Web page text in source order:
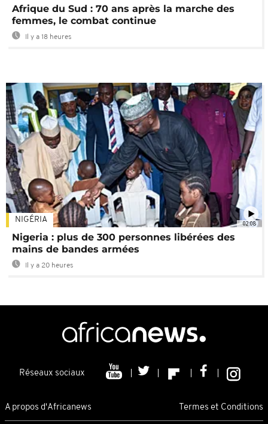
Afrique du Sud : 70 ans après la marche des
femmes, le combat continue
Il y a 18 heures
02:08
NIGÉRIA
Nigeria : plus de 300 personnes libérées des
mains de bandes armées
Il y a 20 heures
Réseaux sociaux
A propos d'Africanews Termes et Conditions